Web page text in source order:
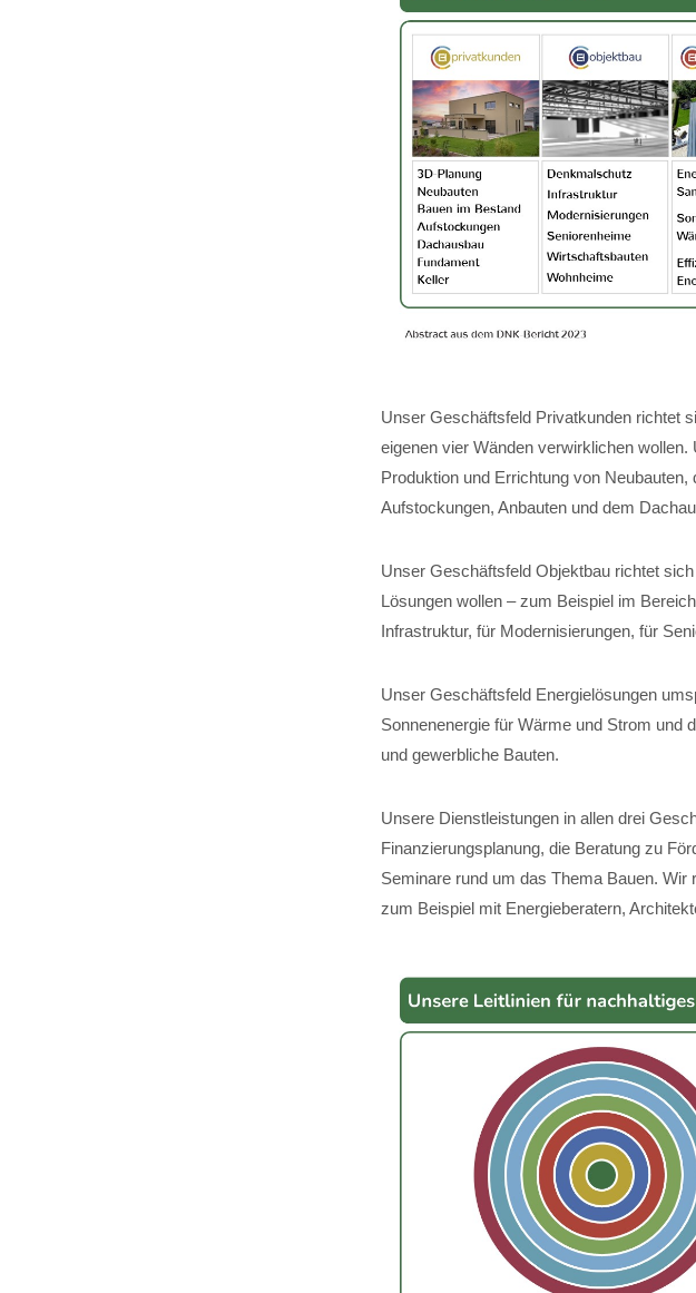
Unser Geschäftsfeld Privatkunden richtet
eigenen vier Wänden verwirklichen
Produktion und Errichtung von
Aufstockungen, Anbauten und dem
Unser Geschäftsfeld Objektbau richtet
Lösungen wollen – zum Beispiel im
Infrastruktur, für Modernisierungen, für
Unser Geschäftsfeld Energielösungen
Sonnenenergie für Wärme und Strom und
und gewerbliche Bauten.
Unsere Dienstleistungen in allen drei
Finanzierungsplanung, die Beratung zu
Seminare rund um das Thema Bauen.
zum Beispiel mit Energieberatern,